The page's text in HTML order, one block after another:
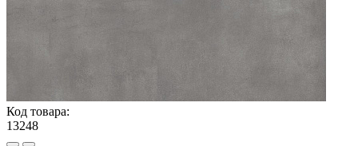
Код товара:
13248